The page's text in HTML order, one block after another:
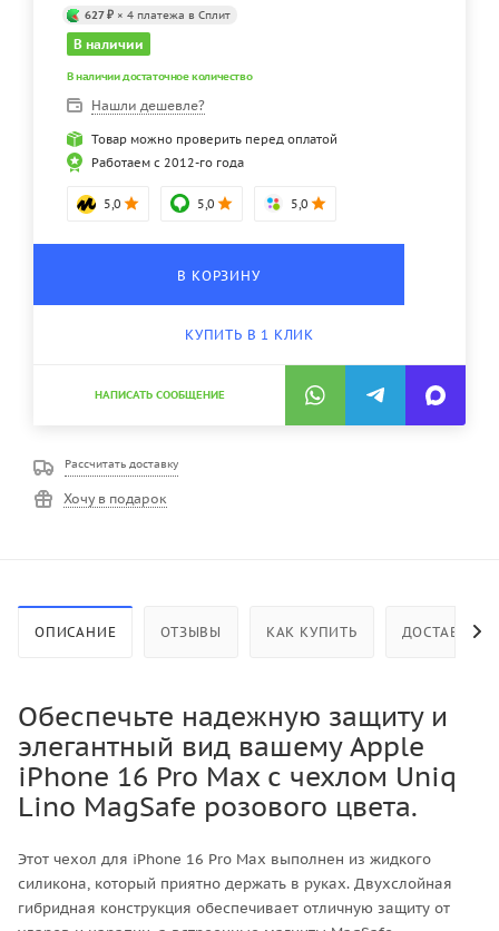
627 ₽ × 4 платежа в Сплит
В наличии
В наличии достаточное количество
Нашли дешевле?
Товар можно проверить перед оплатой
Работаем с 2012-го года
5,0 5,0 5,0
В КОРЗИНУ
КУПИТЬ В 1 КЛИК
НАПИСАТЬ СООБЩЕНИЕ
Рассчитать доставку
Хочу в подарок
ОПИСАНИЕ ОТЗЫВЫ КАК КУПИТЬ ДОСТАВКА
Обеспечьте надежную защиту и
элегантный вид вашему Apple
iPhone 16 Pro Max с чехлом Uniq
Lino MagSafe розового цвета.
Этот чехол для iPhone 16 Pro Max выполнен из жидкого
силикона, который приятно держать в руках. Двухслойная
гибридная конструкция обеспечивает отличную защиту от